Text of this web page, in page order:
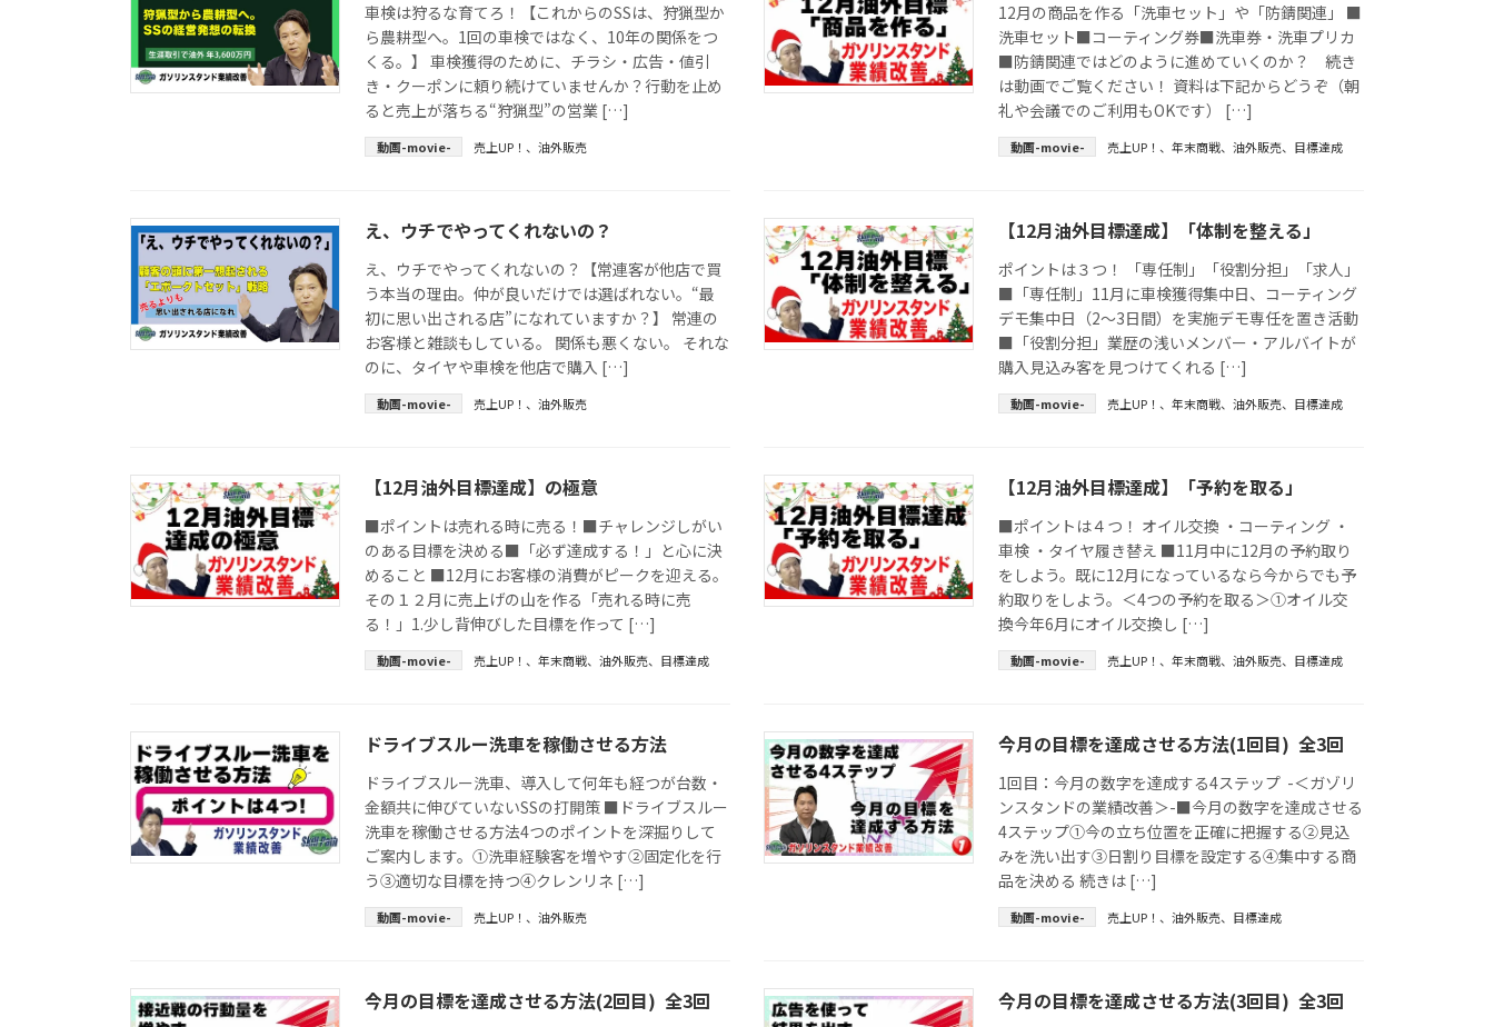
車検は狩るな育てろ！【これからのSSは、狩猟型か
ら農耕型へ。1回の車検ではなく、10年の関係をつ
くる。】 車検獲得のために、チラシ・広告・値引
き・クーポンに頼り続けていませんか？行動を止め
ると売上が落ちる“狩猟型”の営業 […]
動画-movie- 売上UP！、油外販売
12月の商品を作る「洗車セット」や「防錆関連」 ■
洗車セット■コーティング券■洗車券・洗車プリカ
■防錆関連ではどのように進めていくのか？ 続き
は動画でご覧ください！ 資料は下記からどうぞ（朝
礼や会議でのご利用もOKです） […]
動画-movie- 売上UP！、年末商戦、油外販売、 目標達成
え、ウチでやってくれないの？
え、ウチでやってくれないの？【常連客が他店で買
う本当の理由。仲が良いだけでは選ばれない。“最
初に思い出される店”になれていますか？】 常連の
お客様と雑談もしている。 関係も悪くない。 それな
のに、タイヤや車検を他店で購入 […]
動画-movie- 売上UP！、油外販売
【12月油外目標達成】「体制を整える」
ポイントは３つ！ 「専任制」「役割分担」「求人」
■「専任制」11月に車検獲得集中日、コーティング
デモ集中日（2～3日間）を実施デモ専任を置き活動
■「役割分担」業歴の浅いメンバー・アルバイトが
購入見込み客を見つけてくれる […]
動画-movie- 売上UP！、年末商戦、油外販売、 目標達成
【12月油外目標達成】の極意
■ポイントは売れる時に売る！■チャレンジしがい
のある目標を決める■「必ず達成する！」と心に決
めること ■12月にお客様の消費がピークを迎える。
その１２月に売上げの山を作る「売れる時に売
る！」1.少し背伸びした目標を作って […]
動画-movie- 売上UP！、年末商戦、油外販売、 目標達成
【12月油外目標達成】「予約を取る」
■ポイントは４つ！ オイル交換 ・コーティング ・
車検 ・タイヤ履き替え ■11月中に12月の予約取り
をしよう。既に12月になっているなら今からでも予
約取りをしよう。＜4つの予約を取る＞①オイル交
換今年6月にオイル交換し […]
動画-movie- 売上UP！、年末商戦、油外販売、 目標達成
ドライブスルー洗車を稼働させる方法
ドライブスルー洗車、導入して何年も経つが台数・
金額共に伸びていないSSの打開策 ■ドライブスルー
洗車を稼働させる方法4つのポイントを深掘りして
ご案内します。①洗車経験客を増やす②固定化を行
う③適切な目標を持つ④クレンリネ […]
動画-movie- 売上UP！、油外販売
今月の目標を達成させる方法(1回目) 全3回
1回目：今月の数字を達成する4ステップ -＜ガゾリ
ンスタンドの業績改善＞-■今月の数字を達成させる
4ステップ①今の立ち位置を正確に把握する②見込
みを洗い出す③日割り目標を設定する④集中する商
品を決める 続きは […]
動画-movie- 売上UP！、油外販売、 目標達成
今月の目標を達成させる方法(2回目) 全3回 今月の目標を達成させる方法(3回目) 全3回